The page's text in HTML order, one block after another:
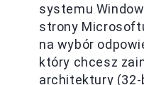
systemu
strony
na wybór
który chcesz
architektury